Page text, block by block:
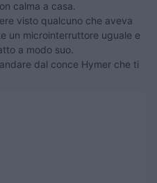
calma a casa.
visto qualcuno che aveva
un microinterruttore uguale e
a modo suo.
dal conce Hymer che ti